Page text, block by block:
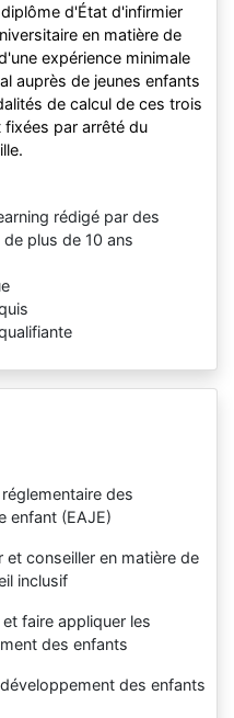
d'État d'infirmier
en matière de
expérience minimale
auprès de jeunes enfants
de calcul de ces trois
par arrêté du
rédigé par des
plus de 10 ans
des
enfant (EAJE)
et conseiller en matière de
inclusif
faire appliquer les
des enfants
des enfants